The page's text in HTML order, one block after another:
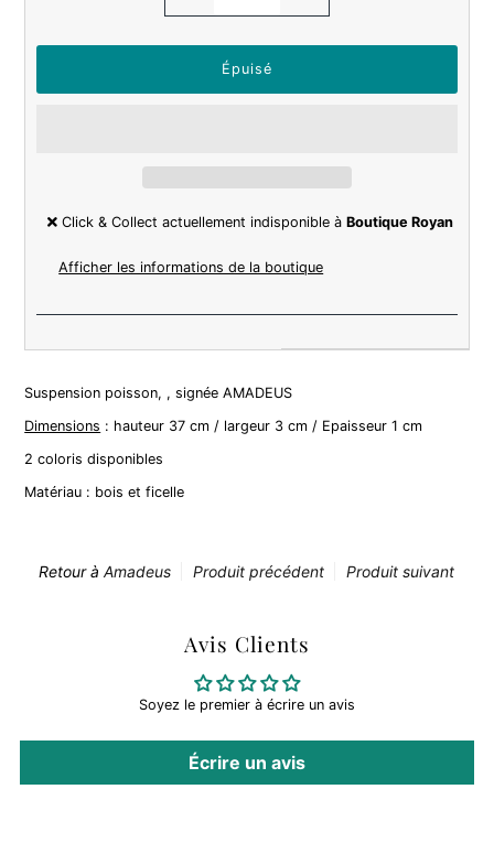
Click & Collect actuellement indisponible àBoutique Royan
Afficher les informations de la boutique
Suspension poisson, , signée AMADEUS
Dimensions : hauteur 37 cm / largeur 3 cm / Epaisseur 1 cm
2 coloris disponibles
Matériau : bois et ficelle
Retour àAmadeus Produit précédent Produit suivant
Avis Clients
Soyez le premier à écrire un avis
Écrire un avis